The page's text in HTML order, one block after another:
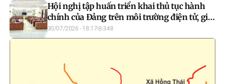
Hội nghị tập huấn triển khai thủ tục hành
chính của Đảng trên môi trường điện tử, giai
đoạn 2
30/07/2026 - 18:17 348